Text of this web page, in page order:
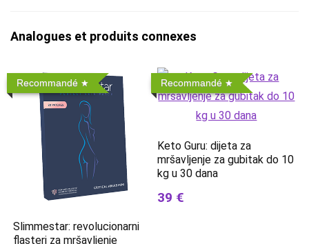
Analogues et produits connexes
Recommandé
Slimmestar: revolucionarni
flasteri za mršavljenje
Recommandé
Keto Guru: dijeta za
mršavljenje za gubitak do 10
kg u 30 dana
39 €